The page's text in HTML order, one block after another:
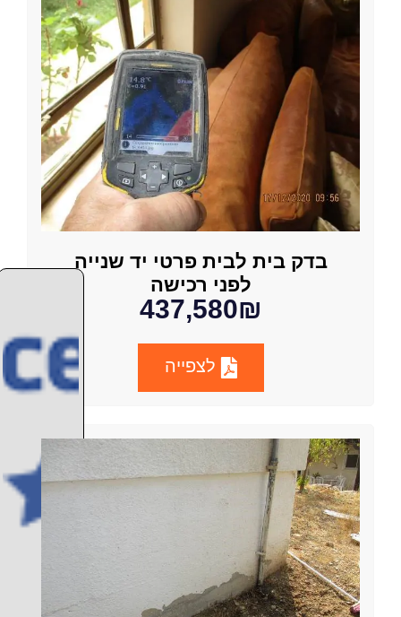
בדק בית לבית פרטי יד שנייה
לפני רכישה
437,580₪
לצפייה